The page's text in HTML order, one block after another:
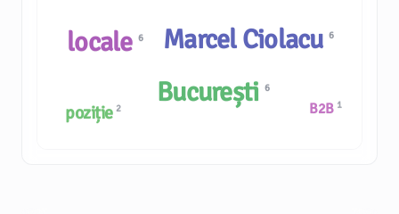
poziție 2
Marcel Ciolacu 6
B2B 1
locale 6
București 6